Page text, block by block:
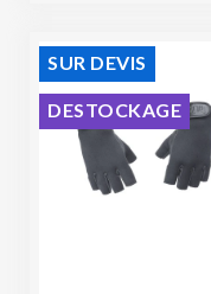
SUR DEVIS
DESTOCKAGE